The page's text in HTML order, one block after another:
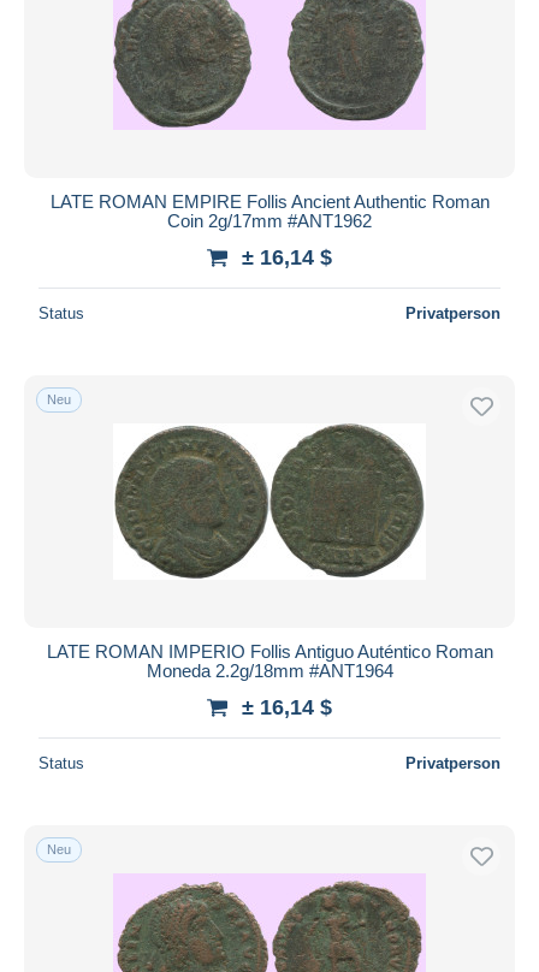
LATE ROMAN EMPIRE Follis Ancient Authentic Roman
Coin 2g/17mm #ANT1962
± 16,14 $
Status Privatperson
Neu
LATE ROMAN IMPERIO Follis Antiguo Auténtico Roman
Moneda 2.2g/18mm #ANT1964
± 16,14 $
Status Privatperson
Neu